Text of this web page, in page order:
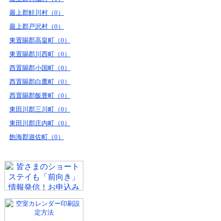
最上郡鮭川村（0）
最上郡戸沢村（0）
東置賜郡高畠町（0）
東置賜郡川西町（0）
西置賜郡小国町（0）
西置賜郡白鷹町（0）
西置賜郡飯豊町（0）
東田川郡三川町（0）
東田川郡庄内町（0）
飽海郡遊佐町（0）